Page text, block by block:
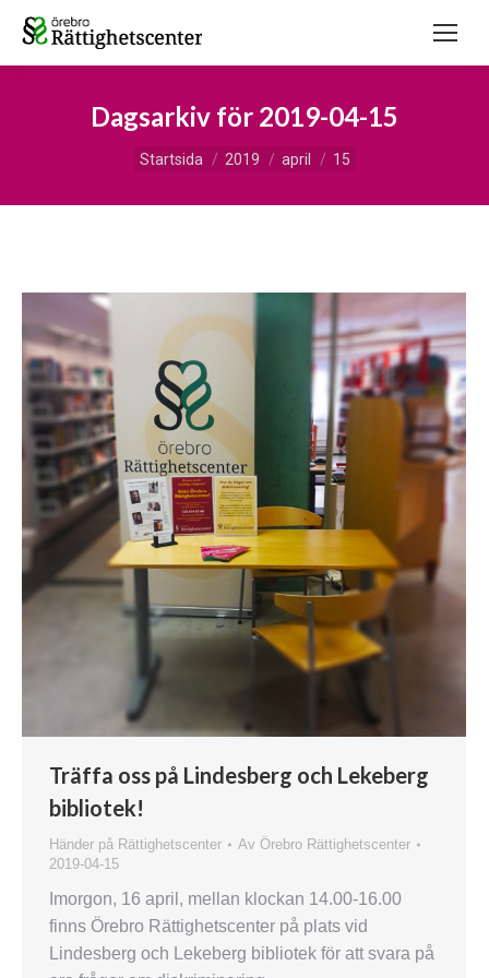
Dagsarkiv för 2019-04-15
Du är här:
Startsida 2019 april 15
Träffa oss på Lindesberg och Lekeberg
bibliotek!
Händer på Rättighetscenter Av Örebro Rättighetscenter
2019-04-15
Imorgon, 16 april, mellan klockan 14.00-16.00
finns Örebro Rättighetscenter på plats vid
Lindesberg och Lekeberg bibliotek för att svara på